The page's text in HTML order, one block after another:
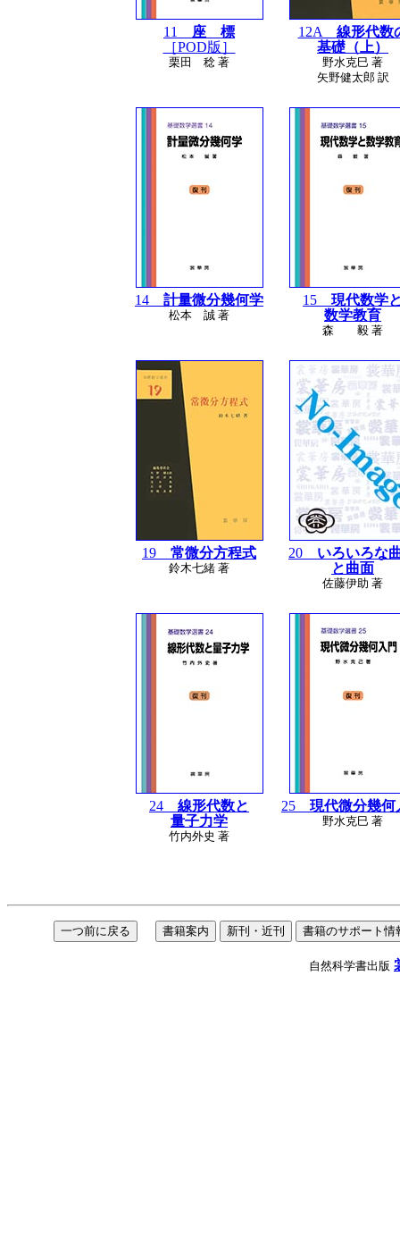
11 座 標
［POD版］
栗田 稔 著
12A 線形代数
基礎（上）
野水克巳 著
矢野健太郎 訳
14 計量微分幾何学
松本 誠 著
15 現代数学
数学教育
森 毅 著
19 常微分方程式
鈴木七緒 著
20 いろいろな
と曲面
佐藤伊助 著
24 線形代数と
量子力学
竹内外史 著
25 現代微分幾何
野水克巳 著
自然科学書出版